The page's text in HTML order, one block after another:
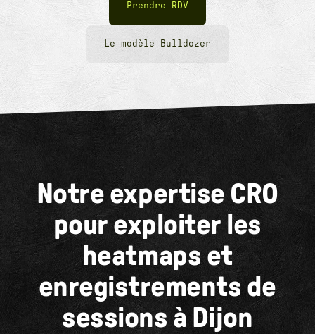
Prendre RDV
Le modèle Bulldozer
Notre expertise CRO
pour exploiter les
heatmaps et
enregistrements de
sessions à Dijon